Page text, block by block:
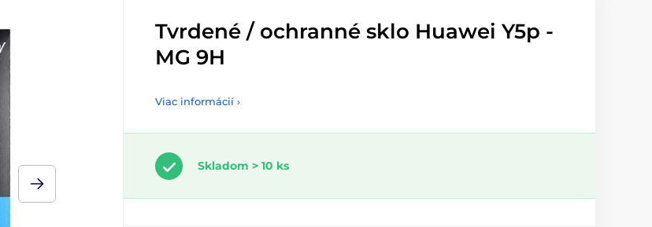
Tvrdené / ochranné sklo Huawei Y5p -
MG 9H
Viac informácií ›
Skladom > 10 ks